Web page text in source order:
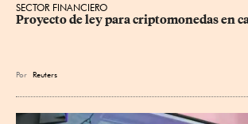
SECTOR FINANCIERO
Proyecto de ley para criptomonedas en
Por Reuters